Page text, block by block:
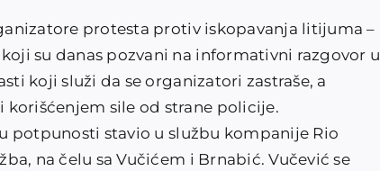
protesta protiv iskopavanja litijuma –
su danas pozvani na informativni razgovor u
koji služi da se organizatori zastraše, a
sile od strane policije.
potpunosti stavio u službu kompanije Rio
na čelu sa Vučićem i Brnabić. Vučević se